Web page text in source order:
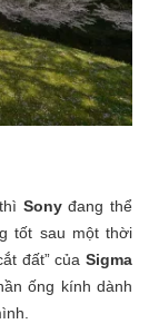
Sonyđang thể
tốt sau một thời
đất” củaSigma
ống kính dành